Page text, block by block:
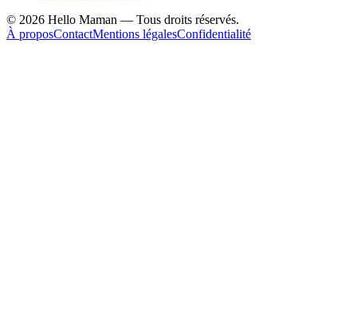
© 2026 Hello Maman — Tous droits réservés.
À proposContactMentions légalesConfidentialité